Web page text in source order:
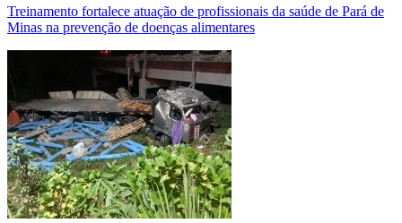
Treinamento fortalece atuação de profissionais da saúde de Pará de
Minas na prevenção de doenças alimentares